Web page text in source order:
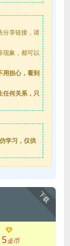
分享链接，请
现象，都可以
用担心，看到
任何关系，只
学习，仅供
下载
5金币